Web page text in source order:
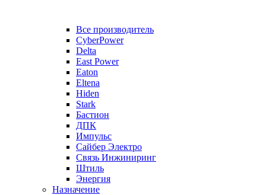
Все производитель
CyberPower
Delta
East Power
Eaton
Eltena
Hiden
Stark
Бастион
ДПК
Импульс
Сайбер Электро
Связь Инжиниринг
Штиль
Энергия
Назначение